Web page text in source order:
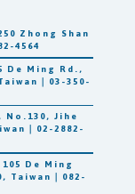
Zhong Shan
4564
5 De Ming Rd.,
｜03-350-
No.130, Jihe
｜02-2882-
105 De Ming
Taiwan｜082-